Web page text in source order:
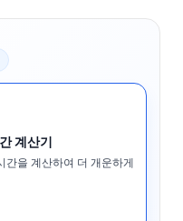
계산기
간을 계산하여 더 개운하게